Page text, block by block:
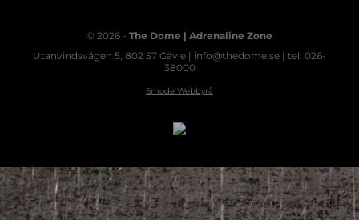
© 2026 - The Dome | Adrenaline Zone
Utanvindsvägen 5, 802 57 Gävle | info@thedome.se | tel. 026-
38000
Smode Webbyrå